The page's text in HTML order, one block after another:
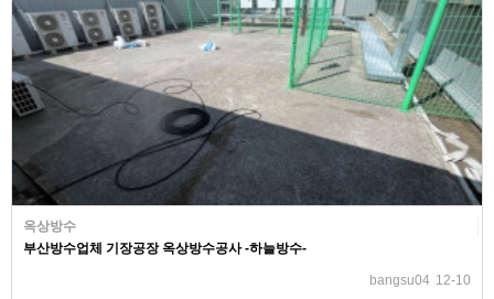
옥상방수
부산방수업체 기장공장 옥상방수공사 -하늘방수-
bangsu04 12-10